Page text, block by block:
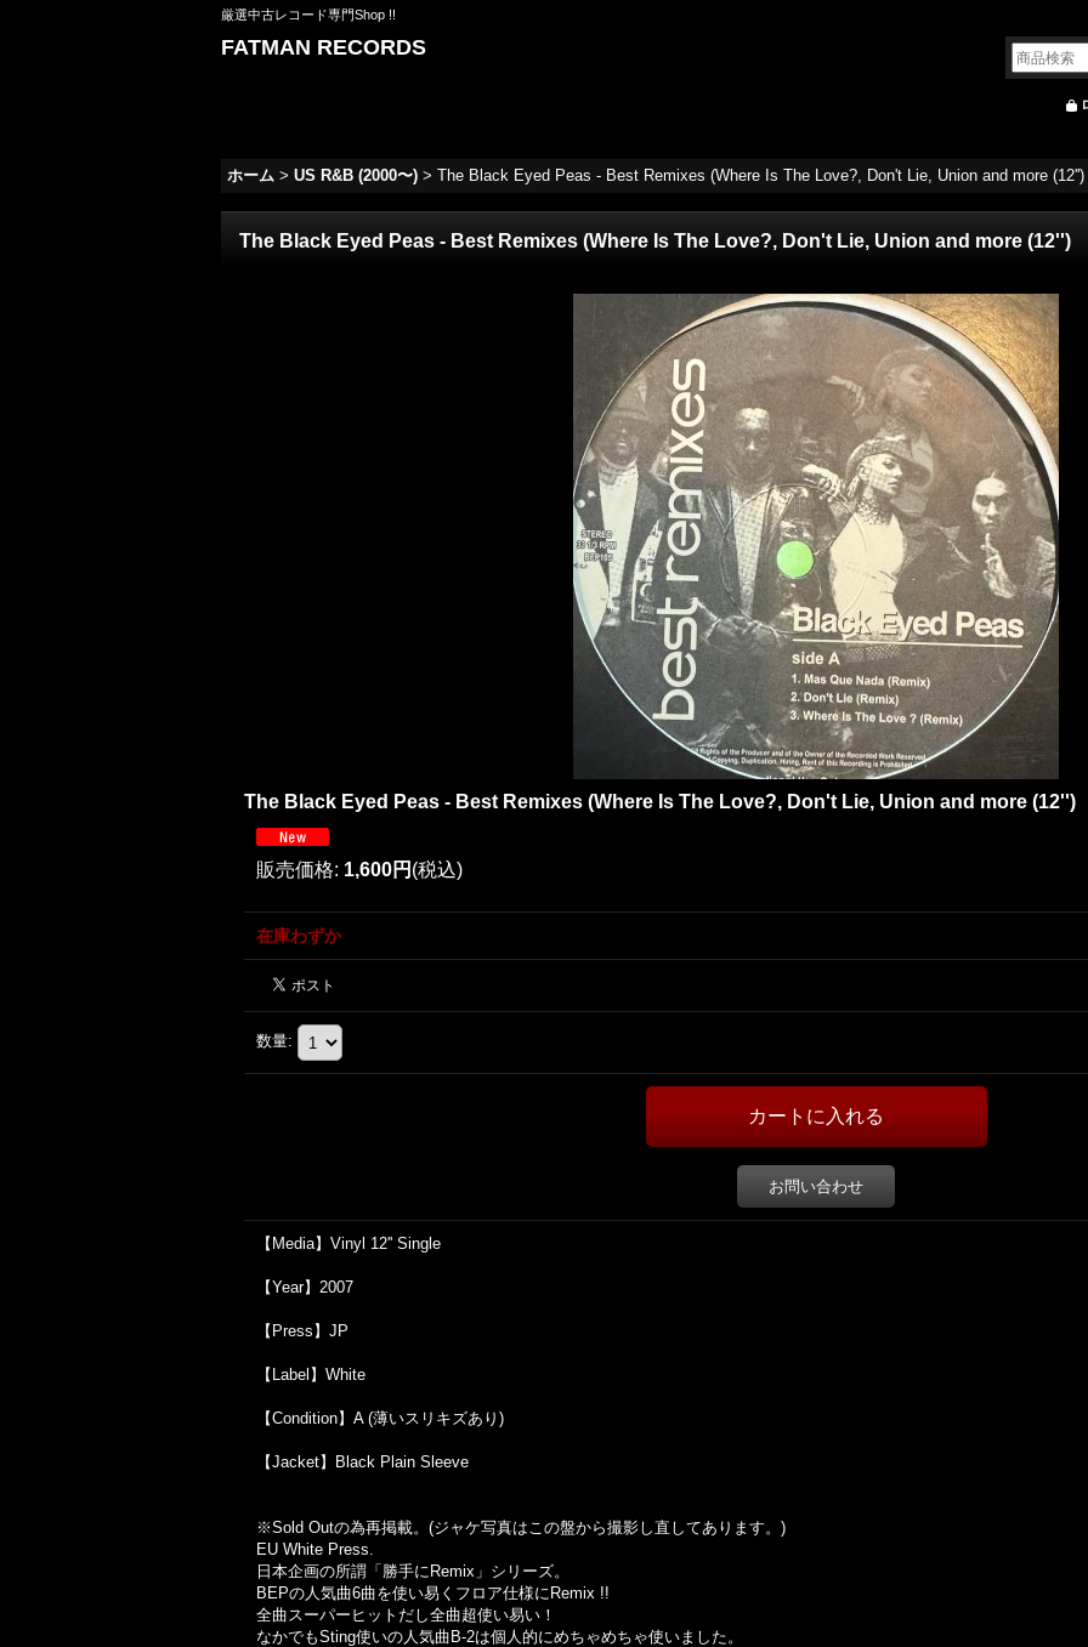
厳選中古レコード専門Shop !!
FATMAN RECORDS
ホーム > US R&B (2000〜) > The Black Eyed Peas - Best Remixes (Where Is The Love?, Don't Lie, Union and more (12'')
The Black Eyed Peas - Best Remixes (Where Is The Love?, Don't Lie, Union and more (12'')
The Black Eyed Peas - Best Remixes (Where Is The Love?, Don't Lie, Union and more (12'')
販売価格: 1,600円 (税込)
在庫わずか
数量:
お問い合わせ
【Media】Vinyl 12'' Single
【Year】2007
【Press】JP
【Label】White
【Condition】A (薄いスリキズあり)
【Jacket】Black Plain Sleeve
※Sold Outの為再掲載。 (ジャケ写真はこの盤から撮影し直してあります。 )
EU White Press.
日本企画の所謂「勝手に Remix 」シリーズ。
BEPの人気曲6曲を使い易くフロア仕様に Remix !!
全曲スーパーヒットだし全曲超使い易い！
なかでもSting使いの人気曲 B-2は個人的にめちゃめちゃ使いました。